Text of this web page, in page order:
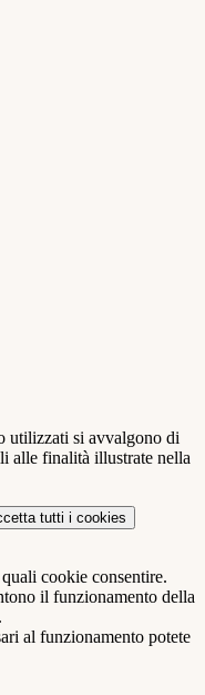
utilizzati si avvalgono di
alle finalità illustrate nella
tutti i cookies
cookie consentire.
il funzionamento della
al funzionamento potete